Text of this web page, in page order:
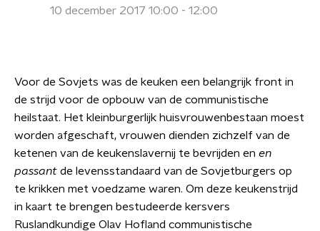
10 december 2017 10:00 - 12:00
Voor de Sovjets was de keuken een belangrijk front in
de strijd voor de opbouw van de communistische
heilstaat. Het kleinburgerlijk huisvrouwenbestaan moest
worden afgeschaft, vrouwen dienden zichzelf van de
ketenen van de keukenslavernij te bevrijden en en
passant de levensstandaard van de Sovjetburgers op
te krikken met voedzame waren. Om deze keukenstrijd
in kaart te brengen bestudeerde kersvers
Ruslandkundige Olav Hofland communistische